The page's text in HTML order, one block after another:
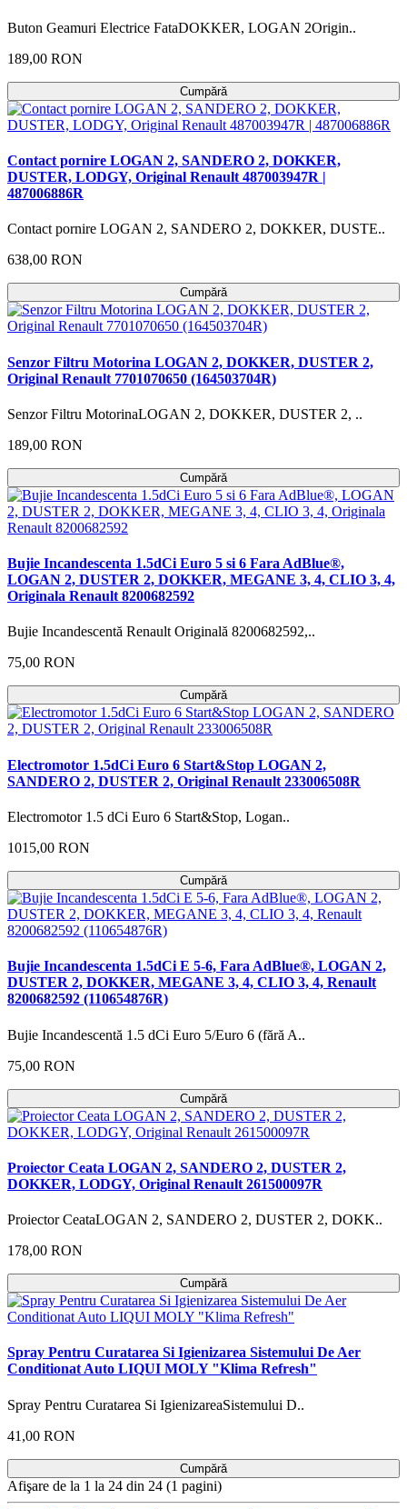
Buton Geamuri Electrice FataDOKKER, LOGAN 2Origin..
189,00 RON
Cumpără
Contact pornire LOGAN 2, SANDERO 2, DOKKER,
DUSTER, LODGY, Original Renault 487003947R |
487006886R
Contact pornire LOGAN 2, SANDERO 2, DOKKER, DUSTE..
638,00 RON
Cumpără
Senzor Filtru Motorina LOGAN 2, DOKKER, DUSTER 2,
Original Renault 7701070650 (164503704R)
Senzor Filtru MotorinaLOGAN 2, DOKKER, DUSTER 2, ..
189,00 RON
Cumpără
Bujie Incandescenta 1.5dCi Euro 5 si 6 Fara AdBlue®,
LOGAN 2, DUSTER 2, DOKKER, MEGANE 3, 4, CLIO 3, 4,
Originala Renault 8200682592
Bujie Incandescentă Renault Originală 8200682592,..
75,00 RON
Cumpără
Electromotor 1.5dCi Euro 6 Start&Stop LOGAN 2,
SANDERO 2, DUSTER 2, Original Renault 233006508R
Electromotor 1.5 dCi Euro 6 Start&Stop, Logan..
1015,00 RON
Cumpără
Bujie Incandescenta 1.5dCi E 5-6, Fara AdBlue®, LOGAN 2,
DUSTER 2, DOKKER, MEGANE 3, 4, CLIO 3, 4, Renault
8200682592 (110654876R)
Bujie Incandescentă 1.5 dCi Euro 5/Euro 6 (fără A..
75,00 RON
Cumpără
Proiector Ceata LOGAN 2, SANDERO 2, DUSTER 2,
DOKKER, LODGY, Original Renault 261500097R
Proiector CeataLOGAN 2, SANDERO 2, DUSTER 2, DOKK..
178,00 RON
Cumpără
Spray Pentru Curatarea Si Igienizarea Sistemului De Aer
Conditionat Auto LIQUI MOLY "Klima Refresh"
Spray Pentru Curatarea Si IgienizareaSistemului D..
41,00 RON
Cumpără
Afişare de la 1 la 24 din 24 (1 pagini)